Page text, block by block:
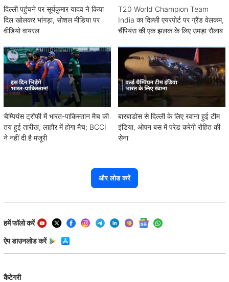
दिल्ली पहुंचने पर सूर्यकुमार यादव ने किया
दिल खोलकर भांगड़ा, सोशल मीडिया पर
वीडियो वायरल
T20 World Champion Team
India का दिल्ली एयरपोर्ट पर ग्रैंड वेलकम,
चैंपियंस की एक झलक के लिए उमड़ा सैलाब
चैम्पियंस ट्रॉफी में भारत-पाकिस्तान मैच की
तय हुई तारीख, लाहौर में होगा मैच; BCCI
ने नहीं दी है मंजूरी
बारबाडोस से दिल्ली के लिए रवाना हुई टीम
इंडिया, ओपन बस में परेड करेगी रोहित की
सेना
और लोड करें
हमें फॉलो करें
ऐप डाउनलोड करें
कैटेगरी